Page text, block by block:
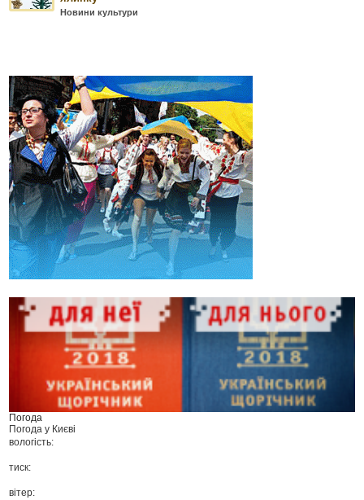
Новини культури
Погода
Погода у Києві
вологість:
тиск:
вітер: